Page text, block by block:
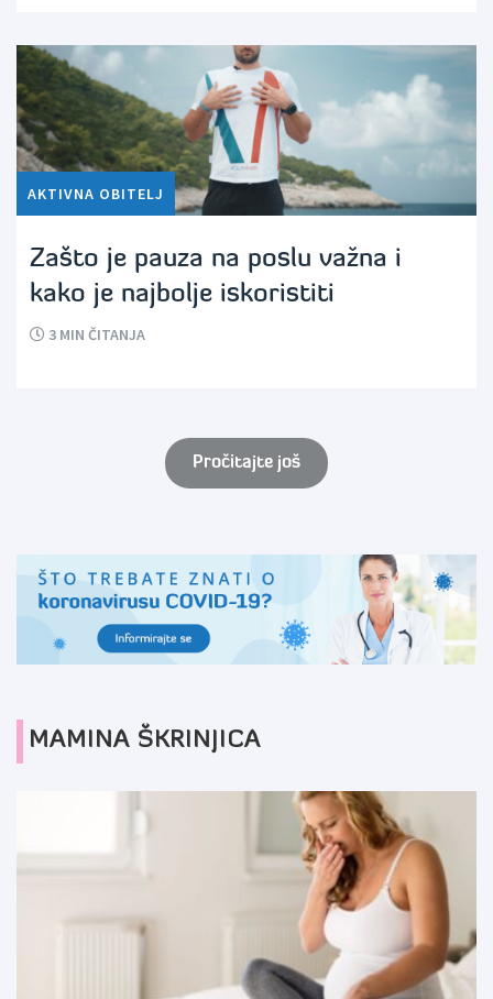
AKTIVNA OBITELJ
Zašto je pauza na poslu važna i
kako je najbolje iskoristiti
3 MIN ČITANJA
Pročitajte još
MAMINA ŠKRINJICA